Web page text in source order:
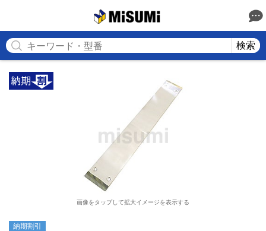
検索
画像をタップして拡大イメージを表示する
納期割引